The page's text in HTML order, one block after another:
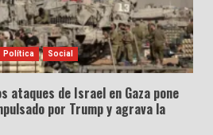
Política Social
ataques de Israel en Gaza pone
por Trump y agrava la